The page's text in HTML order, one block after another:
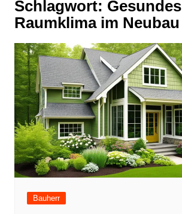
Schlagwort: Gesundes
Raumklima im Neubau
Bauherr